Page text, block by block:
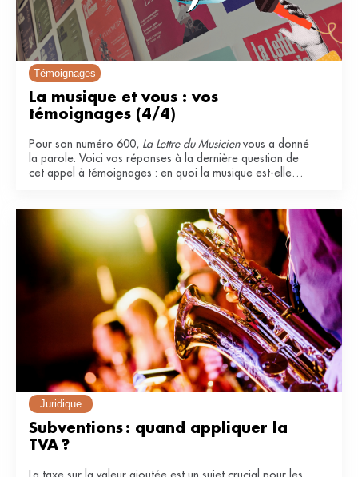
Témoignages
La musique et vous : vos
témoignages (4/4)
Pour son numéro 600, La Lettre du Musicienvous a donné
la parole. Voici vos réponses à la dernière question de
cet appel à témoignages : en quoi la musique est-elle
Juridique
Subventions : quand appliquer la
TVA ?